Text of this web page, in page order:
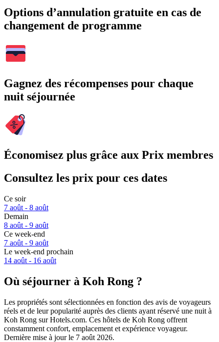
Options d’annulation gratuite en cas de
changement de programme
Gagnez des récompenses pour chaque
nuit séjournée
Économisez plus grâce aux Prix membres
Consultez les prix pour ces dates
Ce soir
7 août - 8 août
Demain
8 août - 9 août
Ce week-end
7 août - 9 août
Le week-end prochain
14 août - 16 août
Où séjourner à Koh Rong ?
Les propriétés sont sélectionnées en fonction des avis de voyageurs
réels et de leur popularité auprès des clients ayant réservé une nuit à
Koh Rong sur Hotels.com. Ces hôtels de Koh Rong offrent
constamment confort, emplacement et expérience voyageur.
Dernière mise à jour le 7 août 2026.